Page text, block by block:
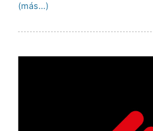
(más…)